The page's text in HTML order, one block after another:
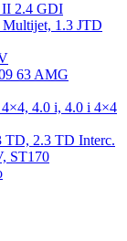
II 2.4 GDI
1.3 JTD
63 AMG
4.0 i, 4.0 i 4×4
TD, 2.3 TD Interc.
ST170